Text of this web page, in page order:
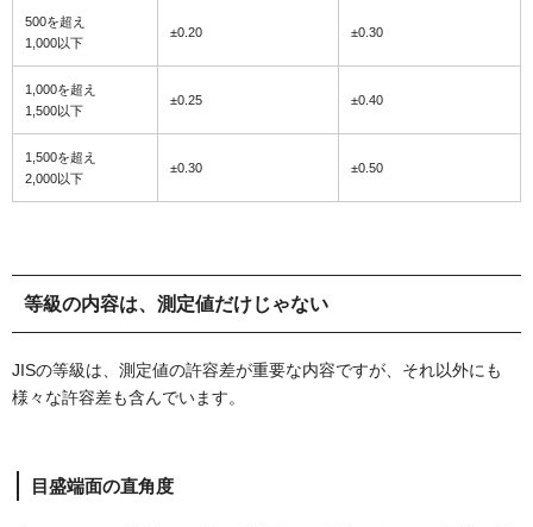
500を超え
1,000以下
±0.20 ±0.30
1,000を超え
1,500以下
±0.25 ±0.40
1,500を超え
2,000以下
±0.30 ±0.50
等級の内容は、測定値だけじゃない
JISの等級は、測定値の許容差が重要な内容ですが、それ以外にも
様々な許容差も含んでいます。
目盛端面の直角度